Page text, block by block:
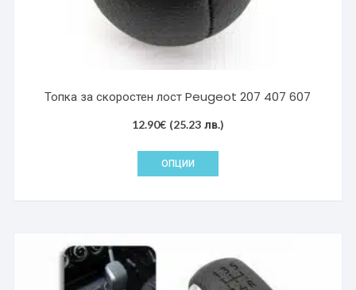
Топка за скоростен лост Peugeot 207 407 607
12.90€ (25.23 лв.)
ОПЦИИ
This
options
may